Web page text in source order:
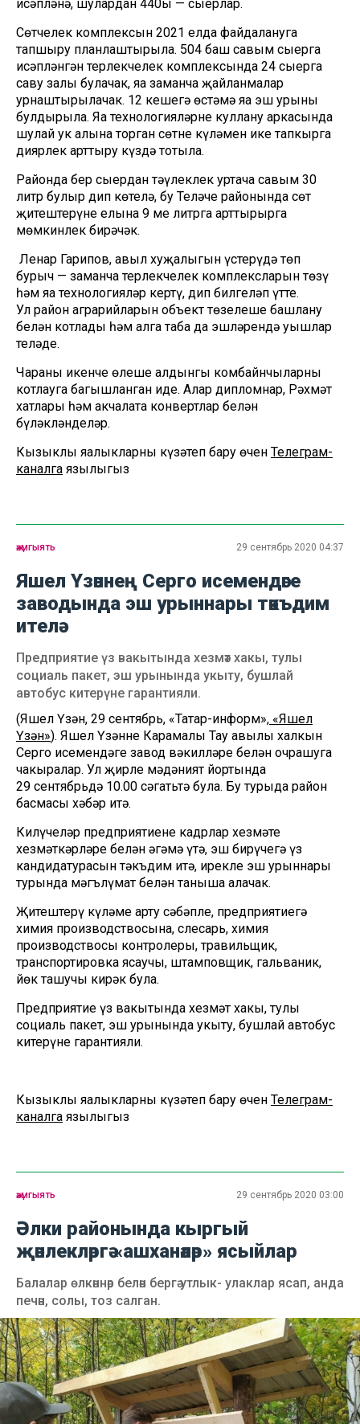
исәпләнә, шулардан 440ы — сыерлар.
Сөтчелек комплексын 2021 елда файдалануга
тапшыру планлаштырыла. 504 баш савым сыерга
исәпләнгән терлекчелек комплексында 24 сыерга
саву залы булачак, яңа заманча җайланмалар
урнаштырылачак. 12 кешегә өстәмә яңа эш урыны
булдырыла. Яңа технологияләрне куллану аркасында
шулай ук алына торган сөтнең күләмен ике тапкырга
диярлек арттыру күздә тотыла.
Районда бер сыердан тәүлеклек уртача савым 30
литр булыр дип көтелә, бу Теләче районында сөт
җитештерүне елына 9 мең литрга арттырырга
мөмкинлек бирәчәк.
Ленар Гарипов, авыл хуҗалыгын үстерүдә төп
бурыч — заманча терлекчелек комплексларын төзү
һәм яңа технологияләр кертү, дип билгеләп үтте.
Ул район аграрийларын объект төзелеше башлану
белән котлады һәм алга таба да эшләрендә уңышлар
теләде.
Чараның икенче өлеше алдынгы комбайнчыларны
котлауга багышланган иде. Алар дипломнар, Рәхмәт
хатлары һәм акчалата конвертлар белән
бүләкләнделәр.
Кызыклы яңалыкларны күзәтеп бару өчен Телеграм-
каналга язылыгыз
җәмгыять 29 сентябрь 2020 04:37
Яшел Үзәннең Серго исемендәге
заводында эш урыннары тәкъдим
ителә
Предприятие үз вакытында хезмәт хакы, тулы
социаль пакет, эш урынында укыту, бушлай
автобус китерүне гарантияли.
(Яшел Үзән, 29 сентябрь, «Татар-информ», «Яшел
Үзән»). Яшел Үзәннең Карамалы Тау авылы халкын
Серго исемендәге завод вәкилләре белән очрашуга
чакыралар. Ул җирле мәдәният йортында
29 сентябрьдә 10.00 сәгатьтә була. Бу турыда район
басмасы хәбәр итә.
Килүчеләр предприятиенең кадрлар хезмәте
хезмәткәрләре белән әңгәмә үтә, эш бирүчегә үз
кандидатурасын тәкъдим итә, ирекле эш урыннары
турында мәгълүмат белән таныша алачак.
Җитештерү күләме арту сәбәпле, предприятиегә
химия производствосына, слесарь, химия
производствосы контролеры, травильщик,
транспортировка ясаучы, штамповщик, гальваник,
йөк ташучы кирәк була.
Предприятие үз вакытында хезмәт хакы, тулы
социаль пакет, эш урынында укыту, бушлай автобус
китерүне гарантияли.
Кызыклы яңалыкларны күзәтеп бару өчен Телеграм-
каналга язылыгыз
җәмгыять 29 сентябрь 2020 03:00
Әлки районында кыргый
җәнлекләргә «ашханәләр» ясыйлар
Балалар өлкәннәр белән бергә утлык- улаклар ясап, анда
печән, солы, тоз салган.